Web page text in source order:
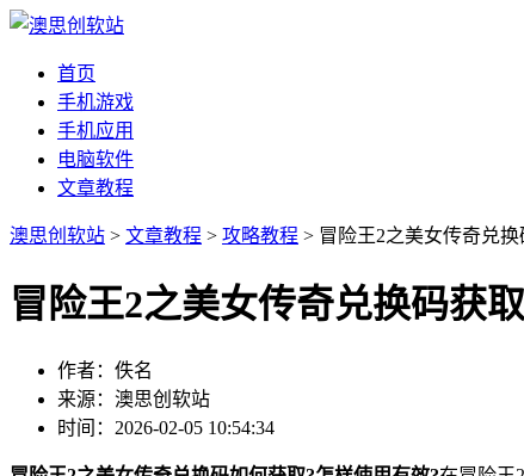
首页
手机游戏
手机应用
电脑软件
文章教程
澳思创软站 > 文章教程 > 攻略教程 > 冒险王2之美女传奇兑
冒险王2之美女传奇兑换码获
作者：佚名
来源：澳思创软站
时间：2026-02-05 10:54:34